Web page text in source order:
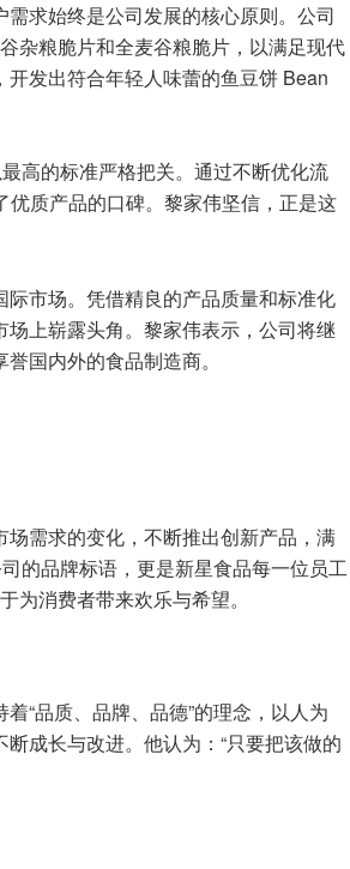
求始终是公司发展的核心原则。公司
杂粮脆片和全麦谷粮脆片，以满足现代
发出符合年轻人味蕾的鱼豆饼 Bean
高的标准严格把关。通过不断优化流
质产品的口碑。黎家伟坚信，正是这
市场。凭借精良的产品质量和标准化
上崭露头角。黎家伟表示，公司将继
国内外的食品制造商。
需求的变化，不断推出创新产品，满
的品牌标语，更是新星食品每一位员工
消费者带来欢乐与希望。
“品质、品牌、品德”的理念，以人为
成长与改进。他认为：“只要把该做的